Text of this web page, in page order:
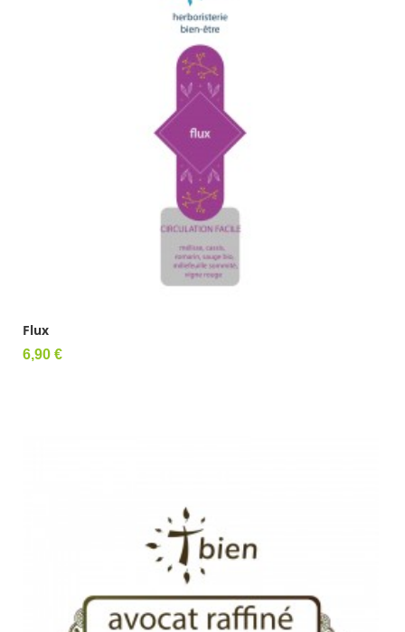
Flux
Prix
6,90 €